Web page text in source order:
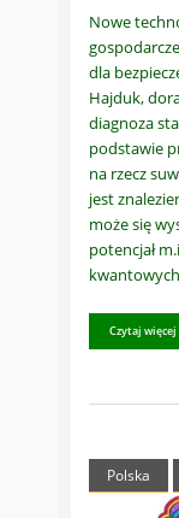
Nowe
dla
Hajduk,
diagnoza
podstawie
na rzecz
jest
może się
potencjał
Czytaj więcej
Polska